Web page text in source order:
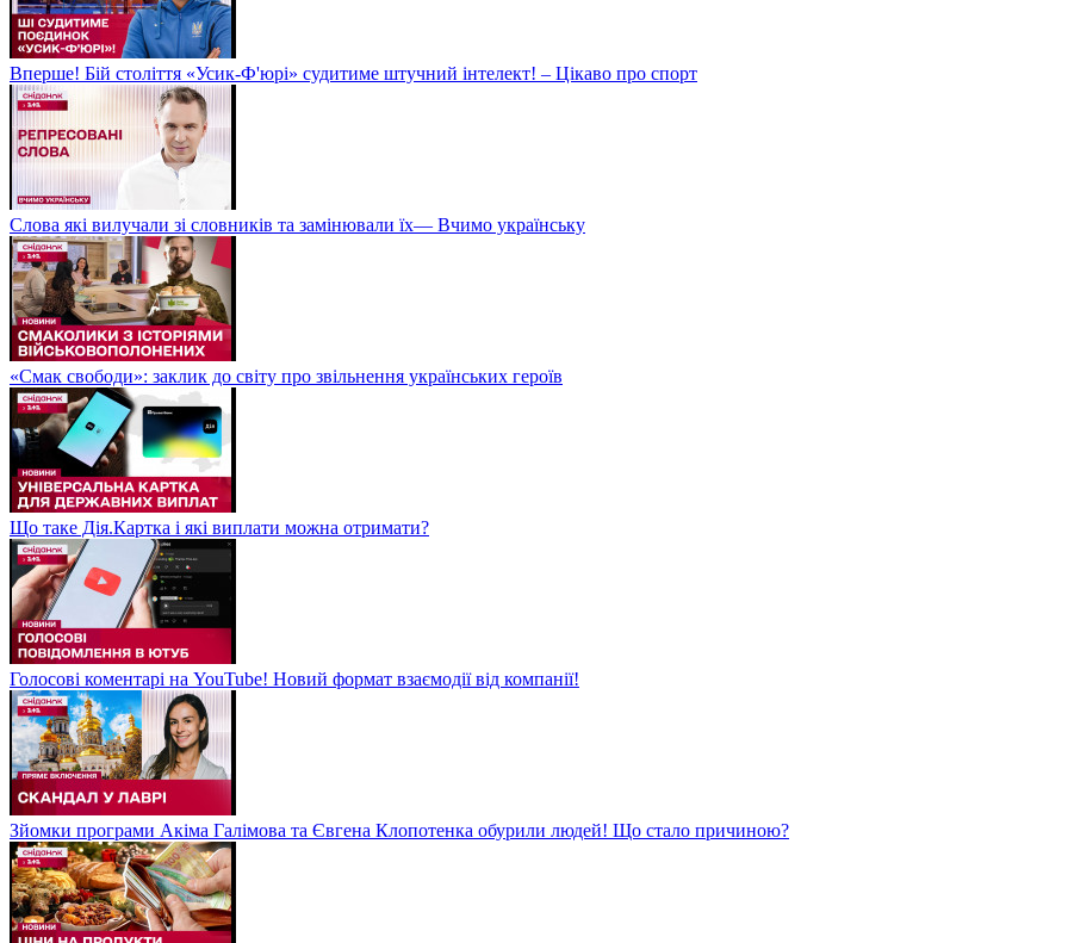
Вперше! Бій століття «Усик-Ф'юрі» судитиме штучний інтелект! – Цікаво про спорт
Слова які вилучали зі словників та замінювали їх— Вчимо українську
«Смак свободи»: заклик до світу про звільнення українських героїв
Що таке Дія.Картка і які виплати можна отримати?
Голосові коментарі на YouTube! Новий формат взаємодії від компанії!
Зйомки програми Акіма Галімова та Євгена Клопотенка обурили людей! Що стало причиною?